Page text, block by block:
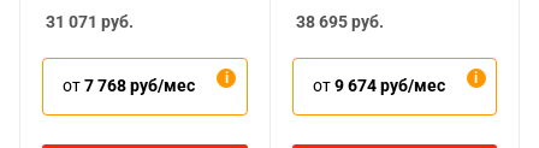
31 071 руб.
от7 768 руб/мес
38 695руб.
от9 674 руб/мес